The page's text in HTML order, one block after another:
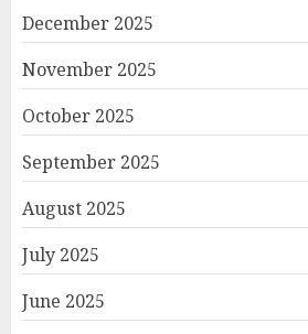
December 2025
November 2025
October 2025
September 2025
August 2025
July 2025
June 2025